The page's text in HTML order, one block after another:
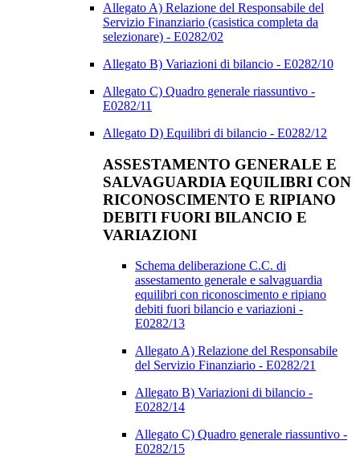
Allegato A) Relazione del Responsabile del
Servizio Finanziario (casistica completa da
selezionare) - E0282/02
Allegato B) Variazioni di bilancio - E0282/10
Allegato C) Quadro generale riassuntivo -
E0282/11
Allegato D) Equilibri di bilancio - E0282/12
ASSESTAMENTO GENERALE E
SALVAGUARDIA EQUILIBRI CON
RICONOSCIMENTO E RIPIANO
DEBITI FUORI BILANCIO E
VARIAZIONI
Schema deliberazione C.C. di
assestamento generale e salvaguardia
equilibri con riconoscimento e ripiano
debiti fuori bilancio e variazioni -
E0282/13
Allegato A) Relazione del Responsabile
del Servizio Finanziario - E0282/21
Allegato B) Variazioni di bilancio -
E0282/14
Allegato C) Quadro generale riassuntivo -
E0282/15